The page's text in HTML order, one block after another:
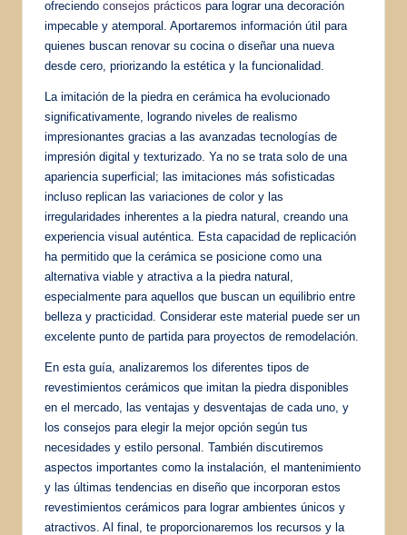
ofreciendo consejos prácticos para lograr una decoración
impecable y atemporal. Aportaremos información útil para
quienes buscan renovar su cocina o diseñar una nueva
desde cero, priorizando la estética y la funcionalidad.
La imitación de la piedra en cerámica ha evolucionado
significativamente, logrando niveles de realismo
impresionantes gracias a las avanzadas tecnologías de
impresión digital y texturizado. Ya no se trata solo de una
apariencia superficial; las imitaciones más sofisticadas
incluso replican las variaciones de color y las
irregularidades inherentes a la piedra natural, creando una
experiencia visual auténtica. Esta capacidad de replicación
ha permitido que la cerámica se posicione como una
alternativa viable y atractiva a la piedra natural,
especialmente para aquellos que buscan un equilibrio entre
belleza y practicidad. Considerar este material puede ser un
excelente punto de partida para proyectos de remodelación.
En esta guía, analizaremos los diferentes tipos de
revestimientos cerámicos que imitan la piedra disponibles
en el mercado, las ventajas y desventajas de cada uno, y
los consejos para elegir la mejor opción según tus
necesidades y estilo personal. También discutiremos
aspectos importantes como la instalación, el mantenimiento
y las últimas tendencias en diseño que incorporan estos
revestimientos cerámicos para lograr ambientes únicos y
atractivos. Al final, te proporcionaremos los recursos y la